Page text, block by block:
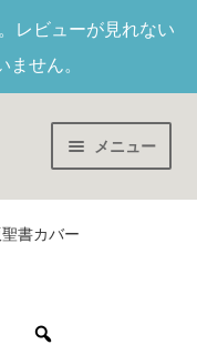
レビューが見れない
せん。
メニュー
書カバー